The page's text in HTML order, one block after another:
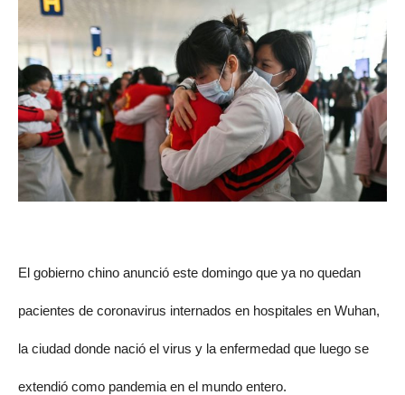
El gobierno chino anunció este domingo que ya no quedan
pacientes de coronavirus internados en hospitales en Wuhan,
la ciudad donde nació el virus y la enfermedad que luego se
extendió como pandemia en el mundo entero.